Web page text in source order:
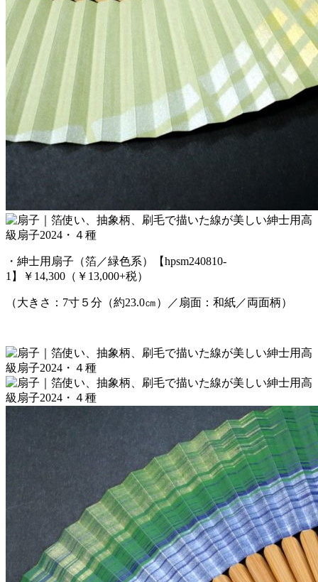
・紳士用扇子（箔／緑色系）【hpsm240810-
1】￥14,300（￥13,000+税）
（大きさ：7寸５分（約23.0㎝）／扇面：和紙／両面柄）